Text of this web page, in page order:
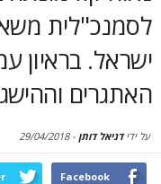
עמה
וההישגים
-
29/04/2018
Twitter